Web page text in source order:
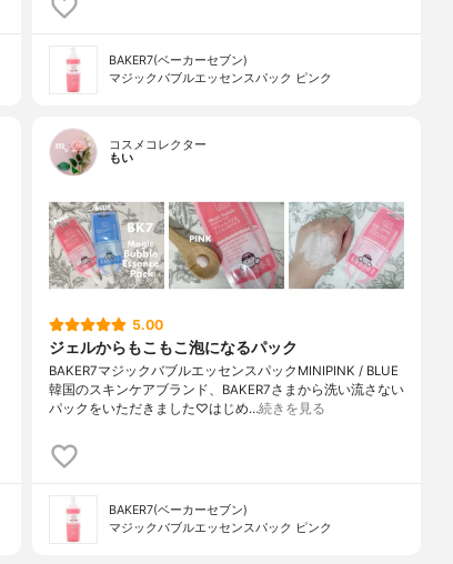
BAKER7(ベーカーセブン)
マジックバブルエッセンスパック ピンク
コスメコレクター
もい
5.00
ジェルからもこもこ泡になるパック
BAKER7マジックバブルエッセンスパックMINIPINK / BLUE
韓国のスキンケアブランド、BAKER7さまから洗い流さない
パックをいただきました♡はじめ…続きを見る
BAKER7(ベーカーセブン)
マジックバブルエッセンスパック ピンク